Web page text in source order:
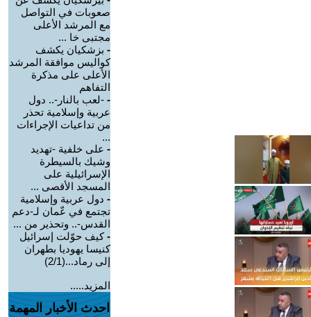
صعوبات في التواصل
مع المرشد الأعلى
مجتبى خا ...
- بزشكيان يكشف
كواليس موافقة المرشد
الأعلى على مذكرة
التفاهم
- -لعب بالنار-.. دول
عربية وإسلامية تحذر
من تداعيات الإجراءات
...
- على خلفية -تهديد
وشيك بالسيطرة
الإسرائيلية على
المسجد الأقصى ...
- دول عربية وإسلامية
تجتمع في عّمان لـ-دعم
القدس-.. وتحذير من ...
-كيف حوّلت إسرائيل
كنيسا يهوديا بطهران
إلى رماد...(2/1)
المزيد.....
احدث الأخبار المهمة